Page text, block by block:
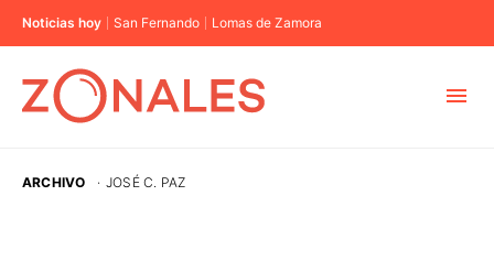
Noticias hoy San Fernando Lomas de Zamora
ARCHIVO · JOSÉ C. PAZ